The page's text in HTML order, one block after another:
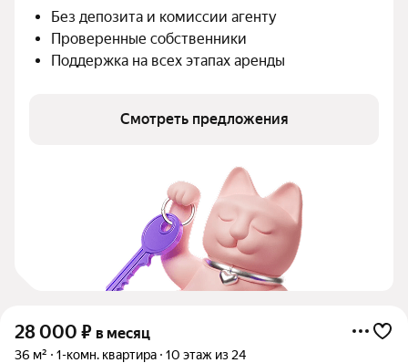
Без депозита и комиссии агенту
Проверенные собственники
Поддержка на всех этапах аренды
Смотреть предложения
28 000 ₽ в месяц
36 м² 1-комн. квартира 10 этаж из 24